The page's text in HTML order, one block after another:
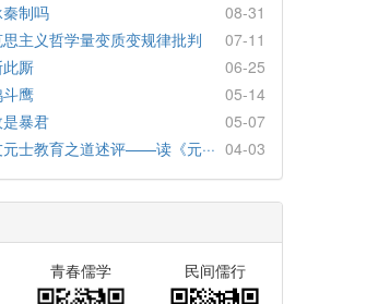
秦制吗
08-31
思主义哲学量变质变规律批判
07-11
此厮
06-25
斗鹰
05-14
是暴君
05-07
元士教育之道述评——读《元··· 04-03
青春儒学 民间儒行